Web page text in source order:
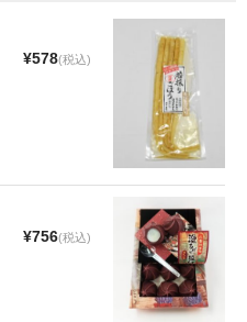
¥578(税込)
¥756(税込)